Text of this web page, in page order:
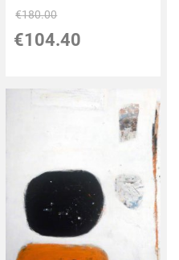
€180.00
€104.40